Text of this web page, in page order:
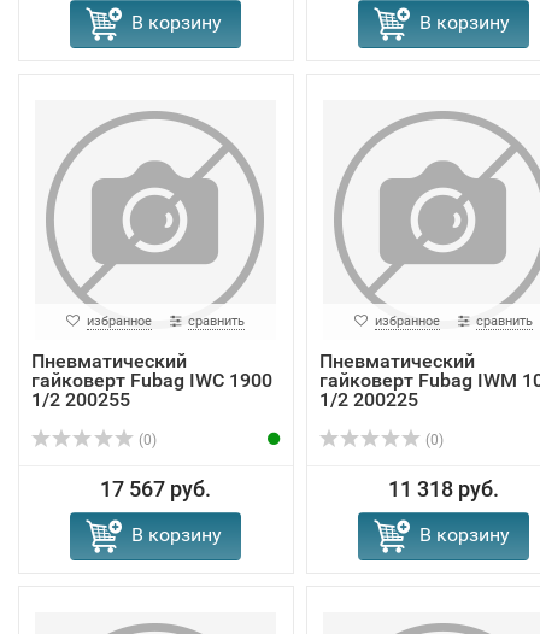
В корзину В корзину
избранное сравнить
Пневматический
гайковерт Fubag IWC 1900
1/2 200255
(0)
17 567 руб.
В корзину
избранное сравнить
Пневматический
гайковерт Fubag IWM
1/2 200225
(0)
11 318 руб.
В корзину